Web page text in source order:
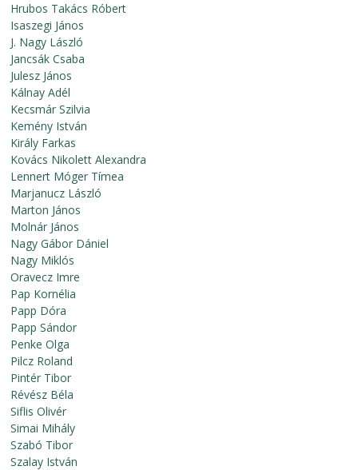
Hrubos Takács Róbert
Isaszegi János
J. Nagy László
Jancsák Csaba
Julesz János
Kálnay Adél
Kecsmár Szilvia
Kemény István
Király Farkas
Kovács Nikolett Alexandra
Lennert Móger Tímea
Marjanucz László
Marton János
Molnár János
Nagy Gábor Dániel
Nagy Miklós
Oravecz Imre
Pap Kornélia
Papp Dóra
Papp Sándor
Penke Olga
Pilcz Roland
Pintér Tibor
Révész Béla
Siflis Olivér
Simai Mihály
Szabó Tibor
Szalay István